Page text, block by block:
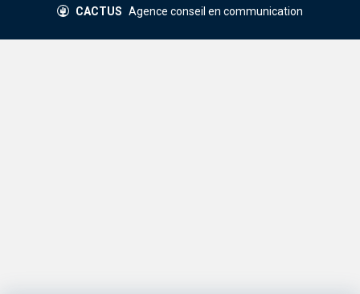
CACTUS Agence conseil en communication